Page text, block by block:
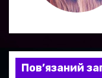
я
Пов’язаний